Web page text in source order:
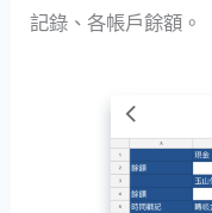
記錄、各帳戶餘額。